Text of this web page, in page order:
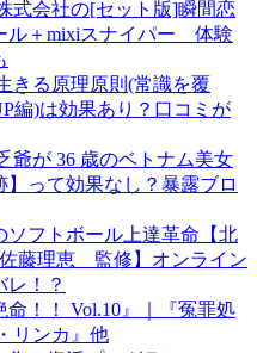
式会社の[セット版]瞬間恋
ル＋mixiスナイパー 体験
きる原理原則(常識を覆
編)は効果あり？口コミが
爺が 36 歳のベトナム美女
って効果なし？暴露ブロ
フトボール上達革命【北
藤理恵 監修】オンライン
！？
命！！ Vol.10』｜『冤罪処
リンカ』他